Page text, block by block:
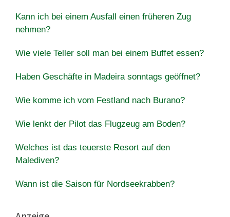
Kann ich bei einem Ausfall einen früheren Zug
nehmen?
Wie viele Teller soll man bei einem Buffet essen?
Haben Geschäfte in Madeira sonntags geöffnet?
Wie komme ich vom Festland nach Burano?
Wie lenkt der Pilot das Flugzeug am Boden?
Welches ist das teuerste Resort auf den
Malediven?
Wann ist die Saison für Nordseekrabben?